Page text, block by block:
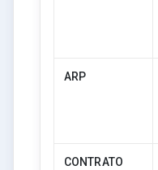
ARP
CONTRATO